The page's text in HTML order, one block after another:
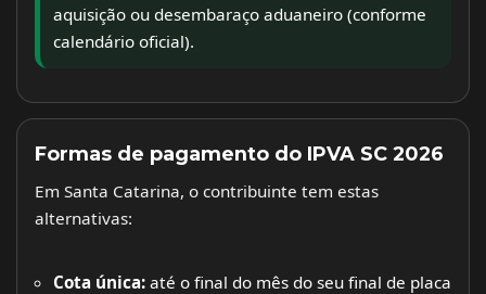
aquisição ou desembaraço aduaneiro (conforme
calendário oficial).
Formas de pagamento do IPVA SC 2026
Em Santa Catarina, o contribuinte tem estas
alternativas:
Cota única: até o final do mês do seu final de placa